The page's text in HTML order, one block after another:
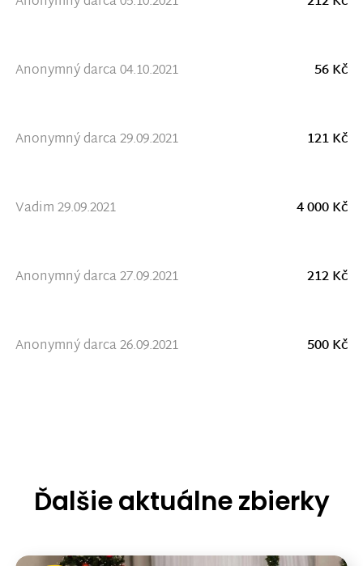
Anonymný darca 04.10.2021 56 Kč
Anonymný darca 29.09.2021 121 Kč
Vadim 29.09.2021 4 000 Kč
Anonymný darca 27.09.2021 212 Kč
Anonymný darca 26.09.2021 500 Kč
Ďalšie aktuálne zbierky